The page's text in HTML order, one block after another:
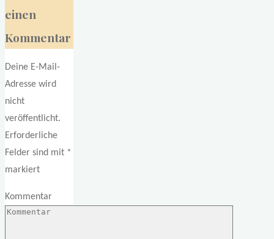
einen
Kommentar
Deine E-Mail-
Adresse wird
nicht
veröffentlicht.
Erforderliche
Felder sind mit *
markiert
Kommentar